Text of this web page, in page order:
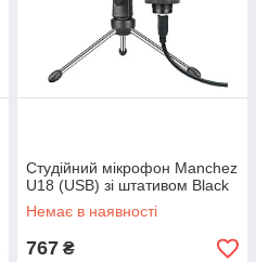
Студійний мікрофон Manchez
U18 (USB) зі штативом Black
Немає в наявності
767 ₴